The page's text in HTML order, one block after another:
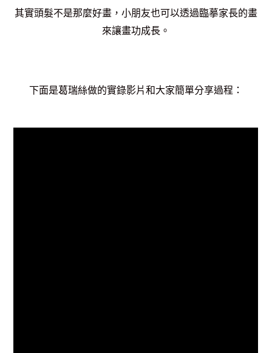
其實頭髮不是那麼好畫，小朋友也可以透過臨摹家長的畫
來讓畫功成長。
下面是葛瑞絲做的實錄影片和大家簡單分享過程：